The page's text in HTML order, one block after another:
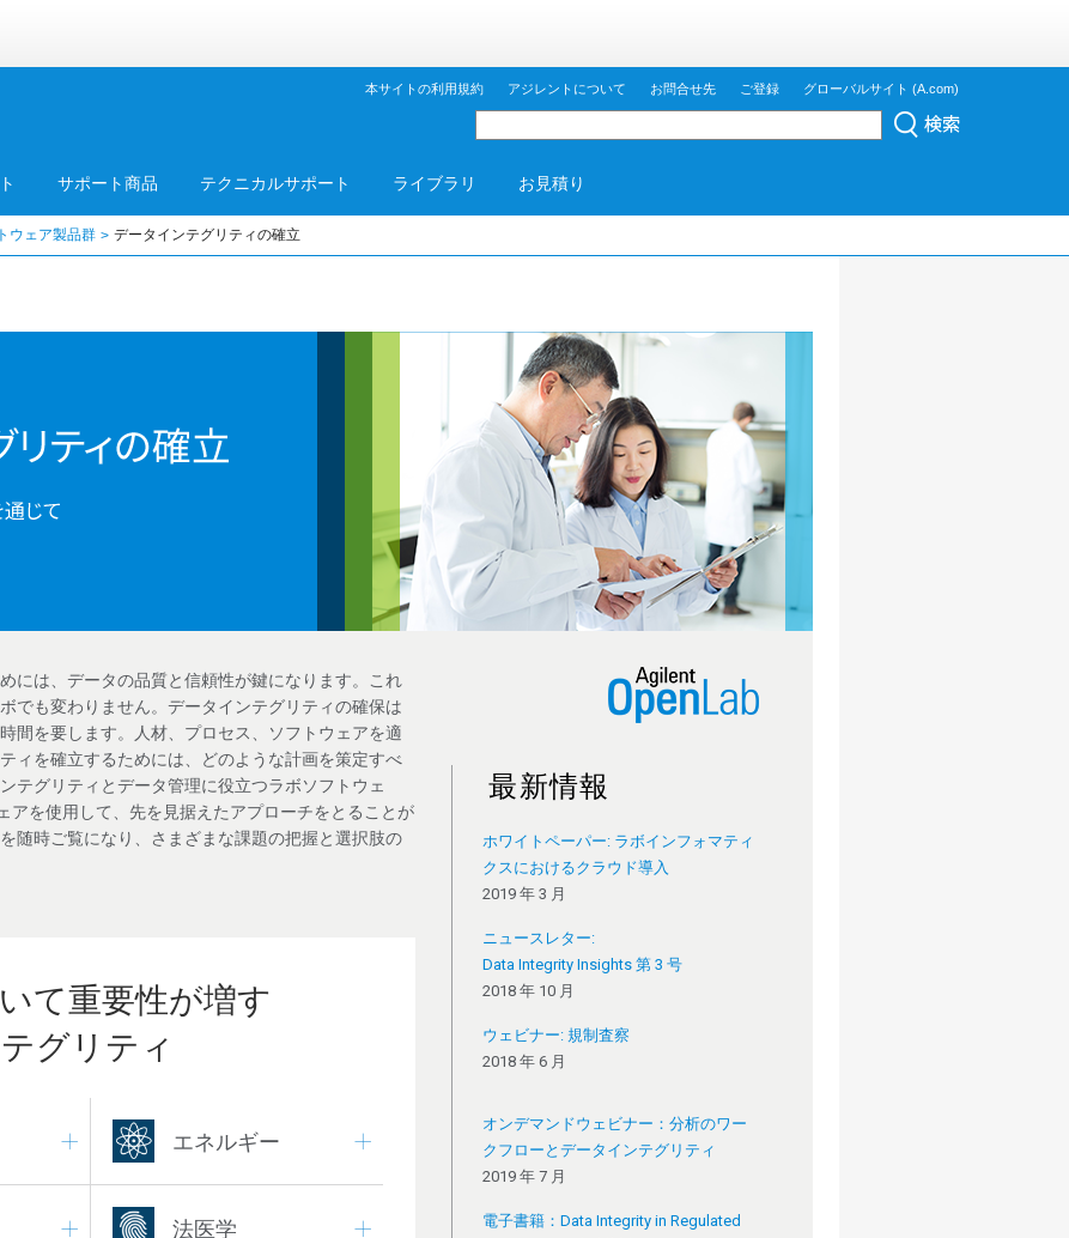
本サイトの利用規約 アジレントについて お問合せ先 ご登録 グローバルサイト (A.com)
サポート商品 テクニカルサポート ライブラリ お見積り
ウェア製品群 データインテグリティの確立
には、データの品質と信頼性が鍵になります。これ
でも変わりません。データインテグリティの確保は
間を要します。人材、プロセス、ソフトウェアを適
ィを確立するためには、どのような計画を策定すべ
テグリティとデータ管理に役立つラボソフトウェ
アを使用して、先を見据えたアプローチをとることが
随時ご覧になり、さまざまな課題の把握と選択肢の
て重要性が増す
グリティ
エネルギー
法医学
最新情報
ホワイトペーパー: ラボインフォマティ
クスにおけるクラウド導入
2019 年 3 月
ニュースレター:
Data Integrity Insights 第 3 号
2018 年 10 月
ウェビナー: 規制査察
2018 年 6 月
オンデマンドウェビナー：分析のワー
クフローとデータインテグリティ
2019 年 7 月
電子書籍：Data Integrity in Regulated